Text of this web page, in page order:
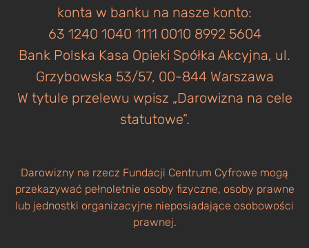
konta w banku na nasze konto:
63 1240 1040 1111 0010 8992 5604
Bank Polska Kasa Opieki Spółka Akcyjna, ul.
Grzybowska 53/57, 00-844 Warszawa
W tytule przelewu wpisz „Darowizna na cele
statutowe”.
Darowizny na rzecz Fundacji Centrum Cyfrowe mogą
przekazywać pełnoletnie osoby fizyczne, osoby prawne
lub jednostki organizacyjne nieposiadające osobowości
prawnej.